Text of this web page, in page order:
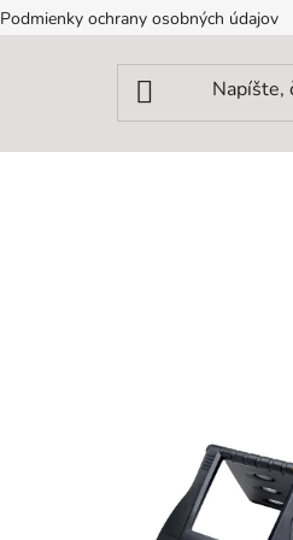
Podmienky ochrany osobných údajov